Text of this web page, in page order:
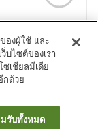
て頂き、気持ち
鍵が人数分頂け
たです!
18189?
องผู้ใช้ และ
บไซต์ของเรา
ซเชียลมีเดีย
กด้วย
รับทั้งหมด